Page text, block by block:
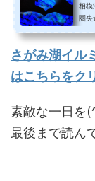
相模
圏央
さがみ湖イル
はこちらをク
素敵な一日を
最後まで読ん